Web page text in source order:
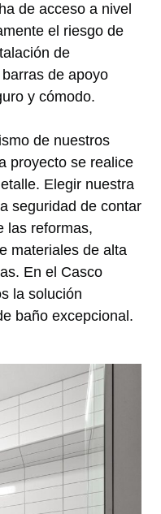
de acceso a nivel
el riesgo de
de
de apoyo
y cómodo.
de nuestros
proyecto se realice
Elegir nuestra
seguridad de contar
las reformas,
materiales de alta
En el Casco
la solución
baño excepcional.